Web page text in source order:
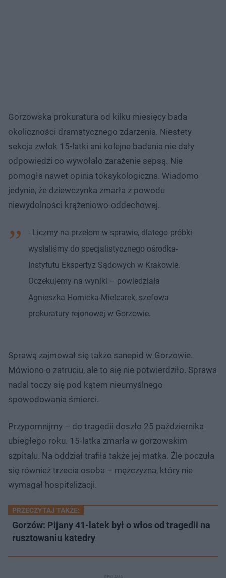
Gorzowska prokuratura od kilku miesięcy bada
okoliczności dramatycznego zdarzenia. Niestety
sekcja zwłok 15-latki ani kolejne badania nie dały
odpowiedzi co wywołało zarażenie sepsą. Nie
pomogła nawet opinia toksykologiczna. Wiadomo
jedynie, że dziewczynka zmarła z powodu
niewydolności krążeniowo-oddechowej.
- Liczmy na przełom w sprawie, dlatego próbki
wysłaliśmy do specjalistycznego ośrodka-
Instytutu Ekspertyz Sądowych w Krakowie.
Oczekujemy na wyniki – powiedziała
Agnieszka Hornicka-Mielcarek, szefowa
prokuratury rejonowej w Gorzowie.
Sprawą zajmował się także sanepid w Gorzowie.
Mówiono o zatruciu, ale to się nie potwierdziło. Sprawa
nadal toczy się pod kątem nieumyślnego
spowodowania śmierci.
Przypomnijmy – do tragedii doszło 25 października
ubiegłego roku. 15-latka zmarła w gorzowskim
szpitalu. Na oddział trafiła także jej matka. Źle poczuła
się również trzecia osoba – mężczyzna, który nie
wymagał hospitalizacji.
PRZECZYTAJ TAKŻE:
Gorzów: Pijany 41-latek był o włos od tragedii na
rusztowaniu katedry